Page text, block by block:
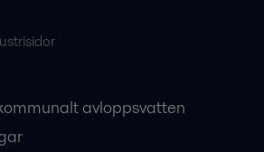
avloppsvatten